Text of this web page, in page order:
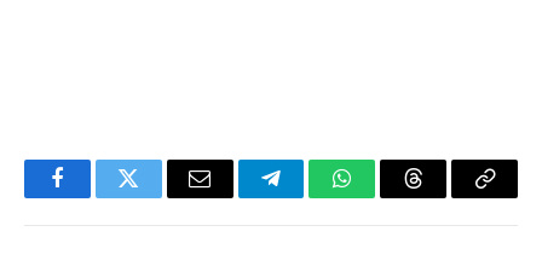
FacebookTwitter Email TelegramWhatsAppThreadsCopy